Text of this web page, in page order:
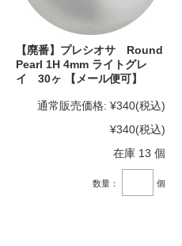
【廃番】プレシオサ Round
Pearl 1H 4mm ライトグレ
イ 30ヶ 【メール便可】
通常販売価格: ¥340(税込)
¥340(税込)
在庫 13 個
数量： 個